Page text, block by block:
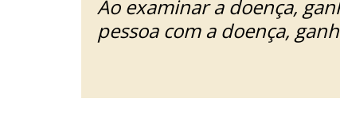
Ao examinar a doença,
pessoa com a doença,